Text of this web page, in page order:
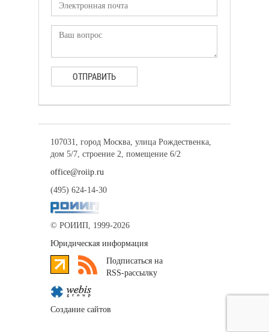
ОТПРАВИТЬ
107031, город Москва, улица Рождественка,
дом 5/7, строение 2, помещение 6/2
office@roiip.ru
(495) 624-14-30
© РОИИП, 1999-2026
Юридическая информация
Подписаться на
RSS-рассылку
Создание сайтов